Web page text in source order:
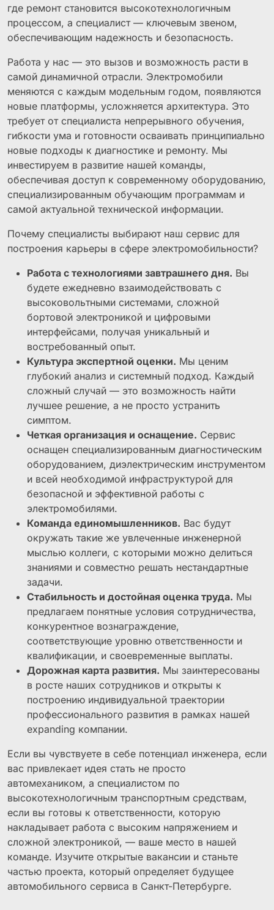
где ремонт становится высокотехнологичным
процессом, а специалист — ключевым звеном,
обеспечивающим надежность и безопасность.
Работа у нас — это вызов и возможность расти в
самой динамичной отрасли. Электромобили
меняются с каждым модельным годом, появляются
новые платформы, усложняется архитектура. Это
требует от специалиста непрерывного обучения,
гибкости ума и готовности осваивать принципиально
новые подходы к диагностике и ремонту. Мы
инвестируем в развитие нашей команды,
обеспечивая доступ к современному оборудованию,
специализированным обучающим программам и
самой актуальной технической информации.
Почему специалисты выбирают наш сервис для
построения карьеры в сфере электромобильности?
Работа с технологиями завтрашнего дня. Вы
будете ежедневно взаимодействовать с
высоковольтными системами, сложной
бортовой электроникой и цифровыми
интерфейсами, получая уникальный и
востребованный опыт.
Культура экспертной оценки. Мы ценим
глубокий анализ и системный подход. Каждый
сложный случай — это возможность найти
лучшее решение, а не просто устранить
симптом.
Четкая организация и оснащение. Сервис
оснащен специализированным диагностическим
оборудованием, диэлектрическим инструментом
и всей необходимой инфраструктурой для
безопасной и эффективной работы с
электромобилями.
Команда единомышленников. Вас будут
окружать такие же увлеченные инженерной
мыслью коллеги, с которыми можно делиться
знаниями и совместно решать нестандартные
задачи.
Стабильность и достойная оценка труда. Мы
предлагаем понятные условия сотрудничества,
конкурентное вознаграждение,
соответствующие уровню ответственности и
квалификации, и своевременные выплаты.
Дорожная карта развития. Мы заинтересованы
в росте наших сотрудников и открыты к
построению индивидуальной траектории
профессионального развития в рамках нашей
expanding компании.
Если вы чувствуете в себе потенциал инженера, если
вас привлекает идея стать не просто
автомехаником, а специалистом по
высокотехнологичным транспортным средствам,
если вы готовы к ответственности, которую
накладывает работа с высоким напряжением и
сложной электроникой, — ваше место в нашей
команде. Изучите открытые вакансии и станьте
частью проекта, который определяет будущее
автомобильного сервиса в Санкт-Петербурге.